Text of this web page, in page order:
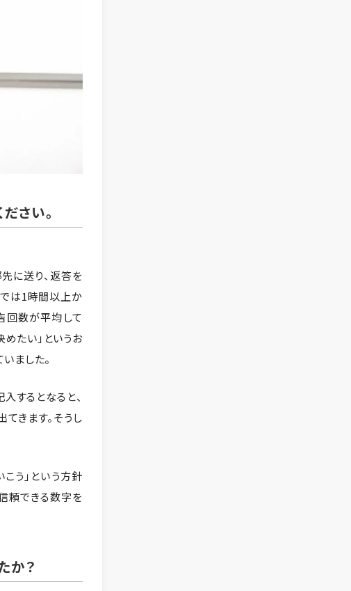
さい。
に送り、返答を
では1時間以上か
回数が平均して
たい」というお
ました。
するとなると、
きます。そうし
う」という方針
頼できる数字を
か？